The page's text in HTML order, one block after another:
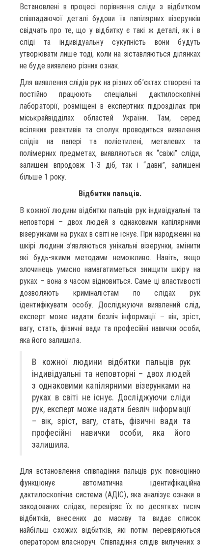
Встановлені в процесі порівняння сліди з відбитком
співпадаючої деталі будови їх папілярних візерунків
свідчать про те, що у відбитку є такі ж деталі, як і в
сліді та індивідуальну сукупність вони будуть
утворювати лише тоді, коли на зіставляються ділянках
не буде виявлено різних ознак.
Для виявлення слідів рук на різних об’єктах створені та
постійно працюють спеціальні дактилоскопічні
лабораторії, розміщені в експертних підрозділах при
міськрайвідділах областей України. Там, серед
всіляких реактивів та сполук проводиться виявлення
слідів на папері та поліетилені, металевих та
полімерних предметах, виявляються як “свіжі” сліди,
залишені впродовж 1-3 діб, так і “давні”, залишені
більше 1 року.
Відбитки пальців.
В кожної людини відбитки пальців рук індивідуальні та
неповторні – двох людей з однаковими капілярними
візерунками на руках в світі не існує. При народженні на
шкірі людини з’являються унікальні візерунки, змінити
які будь-якими методами неможливо. Навіть, якщо
злочинець умисно намагатиметься знищити шкіру на
руках – вона з часом відновиться. Саме ці властивості
дозволяють криміналістам по слідах рук
ідентифікувати особу. Досліджуючи виявлений слід,
експерт може надати безліч інформації – вік, зріст,
вагу, стать, фізичні вади та професійні навички особи,
яка його залишила.
В кожної людини відбитки пальців рук
індивідуальні та неповторні – двох людей
з однаковими капілярними візерунками на
руках в світі не існує. Досліджуючи сліди
рук, експерт може надати безліч інформації
– вік, зріст, вагу, стать, фізичні вади та
професійні навички особи, яка його
залишила.
Для встановлення співпадіння пальців рук повноцінно
функціонує автоматична ідентифікаційна
дактилоскопічна система (АДІС), яка аналізує ознаки в
закодованих слідах, перевіряє їх по десятках тисяч
відбитків, внесених до масиву та видає список
найбільш схожих відбитків, які потім перевіряються
оператором власноруч. Співпадіння слідів вилучених з